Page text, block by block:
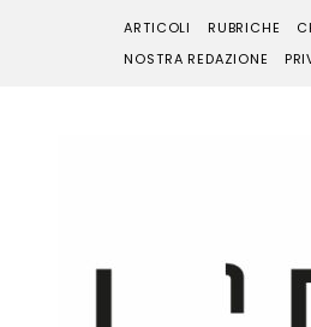
ARTICOLI RUBRICHE
NOSTRA REDAZIONE